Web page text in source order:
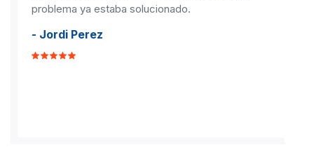
problema ya estaba solucionado.
- Jordi Perez